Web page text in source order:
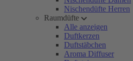
Nischendüfte Herren
Raumdüfte
Alle anzeigen
Duftkerzen
Duftstäbchen
Aroma Diffuser